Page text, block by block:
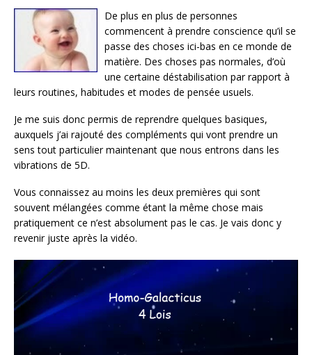
De plus en plus de personnes
commencent à prendre conscience qu’il se
passe des choses ici-bas en ce monde de
matière. Des choses pas normales, d’où
une certaine déstabilisation par rapport à
leurs routines, habitudes et modes de pensée usuels.
Je me suis donc permis de reprendre quelques basiques,
auxquels j’ai rajouté des compléments qui vont prendre un
sens tout particulier maintenant que nous entrons dans les
vibrations de 5D.
Vous connaissez au moins les deux premières qui sont
souvent mélangées comme étant la même chose mais
pratiquement ce n’est absolument pas le cas. Je vais donc y
revenir juste après la vidéo.